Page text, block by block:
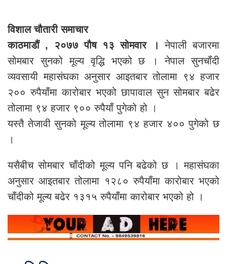
विशाल चौतारी समाचार
काठमाडौं , २०७७ पौष १३ सोमवार ।नेपाली बजारमा
सोमबार सुनको मूल्य वृद्धि भएको छ । नेपाल सुनचाँदी
व्यवसायी महासंघका अनुसार आइतबार तोलामा ९४ हजार
२०० रुपैयाँमा कारोबार भएको छापावाल सुन सोमबार बढेर
तोलामा ९४ हजार ९०० रुपैयाँ पुगेको हो ।
यस्तै तेजावी सुनको मूल्य तोलामा ९४ हजार ४०० पुगेको छ
।
यसैबीच सोमबार चाँदीको मूल्य पनि बढेको छ । महासंघका
अनुसार आइतबार तोलामा १२८० रुपैयाँमा कारोबार भएको
चाँदीको मूल्य बढेर १३१५ रुपैयाँमा कारोबार भएको हो ।